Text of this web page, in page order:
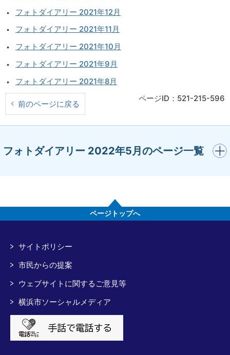
フォトダイアリー 2021年12月
フォトダイアリー 2021年11月
フォトダイアリー 2021年10月
フォトダイアリー 2021年9月
フォトダイアリー 2021年8月
前のページに戻る
ページID：521-215-596
フォトダイアリー 2022年5月のページ一覧
開く
ページトップへ
サイトポリシー
市民からの提案
ウェブサイトに関するご意見等
横浜市ソーシャルメディア